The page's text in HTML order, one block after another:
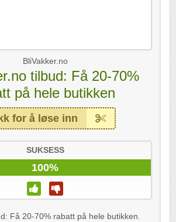
BliVakker.no
tilbud: Få 20-70%
på hele butikken
for å løse inn
SUKSESS
100%
Få 20-70% rabatt på hele butikken.